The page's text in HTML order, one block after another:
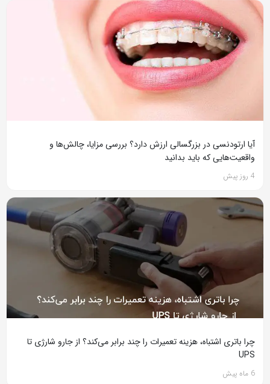
آیا ارتودنسی در بزرگسالی ارزش دارد؟ بررسی مزایا، چالش‌ها و
واقعیت‌هایی که باید بدانید
4 روز پیش
چرا باتری اشتباه، هزینه تعمیرات را چند برابر می‌کند؟ از جارو شارژی تا
UPS
6 ماه پیش